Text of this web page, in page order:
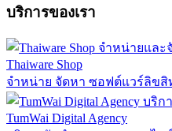
บริการของเรา
Thaiware Shop
จำหน่าย จัดหา ซอฟต์แวร์ลิขสิ
TumWai Digital Agency